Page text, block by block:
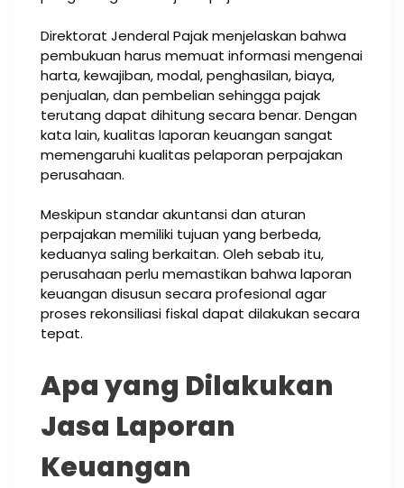
Direktorat Jenderal Pajak menjelaskan bahwa
pembukuan harus memuat informasi mengenai
harta, kewajiban, modal, penghasilan, biaya,
penjualan, dan pembelian sehingga pajak
terutang dapat dihitung secara benar. Dengan
kata lain, kualitas laporan keuangan sangat
memengaruhi kualitas pelaporan perpajakan
perusahaan.
Meskipun standar akuntansi dan aturan
perpajakan memiliki tujuan yang berbeda,
keduanya saling berkaitan. Oleh sebab itu,
perusahaan perlu memastikan bahwa laporan
keuangan disusun secara profesional agar
proses rekonsiliasi fiskal dapat dilakukan secara
tepat.
Apa yang Dilakukan
Jasa Laporan
Keuangan